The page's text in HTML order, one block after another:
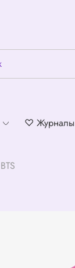
♡ Журналы
BTS